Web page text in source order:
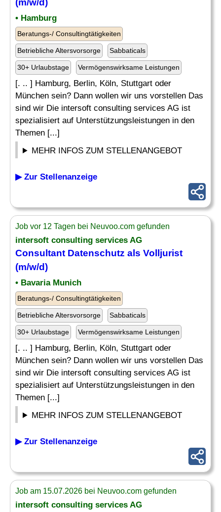
(m/w/d)
• Hamburg
Beratungs-/ Consultingtätigkeiten
Betriebliche Altersvorsorge Sabbaticals
30+ Urlaubstage Vermögenswirksame Leistungen
[. .. ] Hamburg, Berlin, Köln, Stuttgart oder
München sein? Dann wollen wir uns vorstellen Das
sind wir Die intersoft consulting services AG ist
spezialisiert auf Unterstützungsleistungen in den
Themen [...]
MEHR INFOS ZUM STELLENANGEBOT
▶ Zur Stellenanzeige
Job vor 12 Tagen bei Neuvoo.com gefunden
intersoft consulting services AG
Consultant Datenschutz als Volljurist
(m/w/d)
• Bavaria Munich
Beratungs-/ Consultingtätigkeiten
Betriebliche Altersvorsorge Sabbaticals
30+ Urlaubstage Vermögenswirksame Leistungen
[. .. ] Hamburg, Berlin, Köln, Stuttgart oder
München sein? Dann wollen wir uns vorstellen Das
sind wir Die intersoft consulting services AG ist
spezialisiert auf Unterstützungsleistungen in den
Themen [...]
MEHR INFOS ZUM STELLENANGEBOT
▶ Zur Stellenanzeige
Job am 15.07.2026 bei Neuvoo.com gefunden
intersoft consulting services AG